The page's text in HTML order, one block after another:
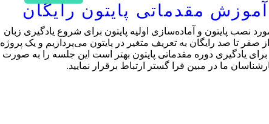
نصب پایتون و آماده‌سازی اولیه پایتون برای شروع یادگیری زبان
صفر تا صد رایگان به تعریف متغیر در پایتون می‌پردازیم و یک پروژه
یادگیری دوره مقدماتی پایتون بهتر است این جلسه را به صورت
ما در مبین فرا گستر ارتباط برقرار نمایید.